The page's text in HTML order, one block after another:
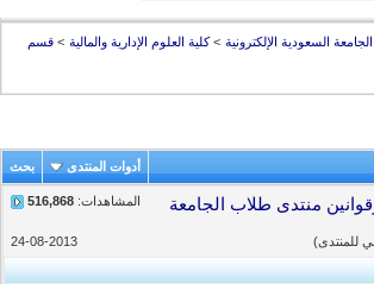
السعودية الإلكترونية > كلية العلوم الإدارية والمالية > قسم
أدوات المنتدى بحث
المشاهدات:516,868
منتدى طلاب الجامعة
24-08-2013